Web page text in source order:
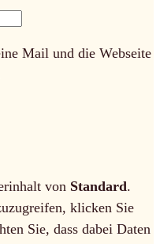
Mail und die Webseite
von Standard.
klicken Sie
Sie, dass dabei Daten